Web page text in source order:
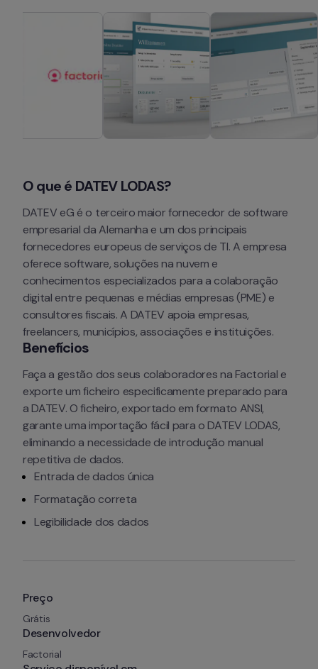
Preço
Grátis
Desenvolvedor
Factorial
O que é DATEV LODAS?
DATEV eG é o terceiro maior fornecedor de software
empresarial da Alemanha e um dos principais
fornecedores europeus de serviços de TI. A empresa
oferece software, soluções na nuvem e
conhecimentos especializados para a colaboração
digital entre pequenas e médias empresas (PME) e
consultores fiscais. A DATEV apoia empresas,
freelancers, municípios, associações e instituições.
Benefícios
Faça a gestão dos seus colaboradores na Factorial e
exporte um ficheiro especificamente preparado para
a DATEV. O ficheiro, exportado em formato ANSI,
garante uma importação fácil para o DATEV LODAS,
eliminando a necessidade de introdução manual
repetitiva de dados.
Entrada de dados única
Formatação correta
Legibilidade dos dados